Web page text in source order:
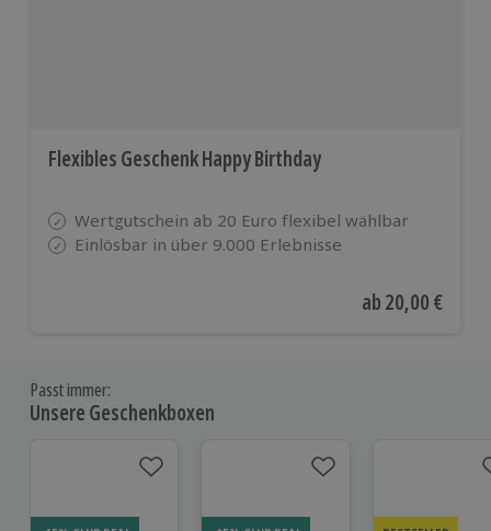
Flexibles Geschenk Happy Birthday
Wertgutschein ab 20 Euro flexibel wählbar
Einlösbar in über 9.000 Erlebnisse
Aktueller Preis
ab20,00 €
Passt immer:
Unsere Geschenkboxen